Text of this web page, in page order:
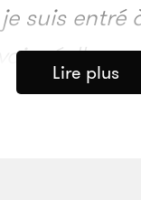
suis
la
Lire plus